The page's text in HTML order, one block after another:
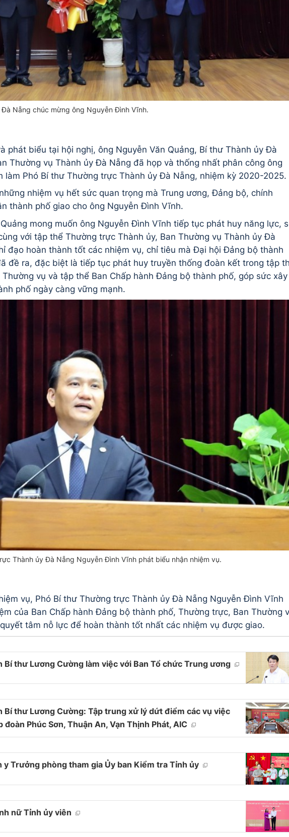
Nẵng chúc mừng ông Nguyễn Đình Vĩnh.
phát biểu tại hội nghị, ông Nguyễn Văn Quảng, Bí thư Thành ủy Đà
Thường vụ Thành ủy Đà Nẵng đã họp và thống nhất phân công ông
làm Phó Bí thư Thường trực Thành ủy Đà Nẵng, nhiệm kỳ 2020-2025.
nhiệm vụ hết sức quan trọng mà Trung ương, Đảng bộ, chính
thành phố giao cho ông Nguyễn Đình Vĩnh.
mong muốn ông Nguyễn Đình Vĩnh tiếp tục phát huy năng lực,
với tập thể Thường trực Thành ủy, Ban Thường vụ Thành ủy Đà
đạo hoàn thành tốt các nhiệm vụ, chỉ tiêu mà Đại hội Đảng bộ thành
đề ra, đặc biệt là tiếp tục phát huy truyền thống đoàn kết trong tập
vụ và tập thể Ban Chấp hành Đảng bộ thành phố, góp sức xây
phố ngày càng vững mạnh.
Thành ủy Đà Nẵng Nguyễn Đình Vĩnh phát biểu nhận nhiệm vụ.
vụ, Phó Bí thư Thường trực Thành ủy Đà Nẵng Nguyễn Đình Vĩnh
của Ban Chấp hành Đảng bộ thành phố, Thường trực, Ban Thường
tâm nỗ lực để hoàn thành tốt nhất các nhiệm vụ được giao.
Bí thư Lương Cường làm việc với Ban Tổ chức Trung ương
Bí thư Lương Cường: Tập trung xử lý dứt điểm các vụ việc
đoàn Phúc Sơn, Thuận An, Vạn Thịnh Phát, AIC
y Trưởng phòng tham gia Ủy ban Kiểm tra Tỉnh ủy
nữ Tỉnh ủy viên